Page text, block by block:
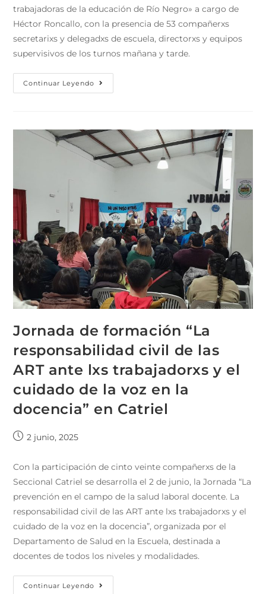
trabajadoras de la educación de Río Negro» a cargo de
Héctor Roncallo, con la presencia de 53 compañerxs
secretarixs y delegadxs de escuela, directorxs y equipos
supervisivos de los turnos mañana y tarde.
Continuar Leyendo
Jornada de formación “La
responsabilidad civil de las
ART ante lxs trabajadorxs y el
cuidado de la voz en la
docencia” en Catriel
2 junio, 2025
Con la participación de cinto veinte compañerxs de la
Seccional Catriel se desarrolla el 2 de junio, la Jornada “La
prevención en el campo de la salud laboral docente. La
responsabilidad civil de las ART ante lxs trabajadorxs y el
cuidado de la voz en la docencia”, organizada por el
Departamento de Salud en la Escuela, destinada a
docentes de todos los niveles y modalidades.
Continuar Leyendo